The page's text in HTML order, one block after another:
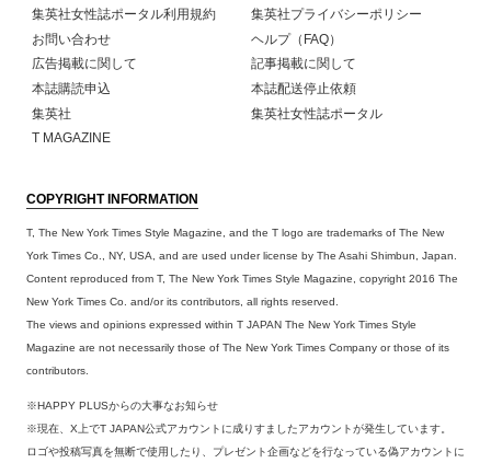
集英社女性誌ポータル利用規約
集英社プライバシーポリシー
お問い合わせ
ヘルプ（FAQ）
広告掲載に関して
記事掲載に関して
本誌購読申込
本誌配送停止依頼
集英社
集英社女性誌ポータル
T MAGAZINE
COPYRIGHT INFORMATION
T, The New York Times Style Magazine, and the T logo are trademarks of The New
York Times Co., NY, USA, and are used under license by The Asahi Shimbun, Japan.
Content reproduced from T, The New York Times Style Magazine, copyright 2016 The
New York Times Co. and/or its contributors, all rights reserved.
The views and opinions expressed within T JAPAN The New York Times Style
Magazine are not necessarily those of The New York Times Company or those of its
contributors.
※HAPPY PLUSからの大事なお知らせ
※現在、X上でT JAPAN公式アカウントに成りすましたアカウントが発生しています。
ロゴや投稿写真を無断で使用したり、プレゼント企画などを行なっている偽アカウントに